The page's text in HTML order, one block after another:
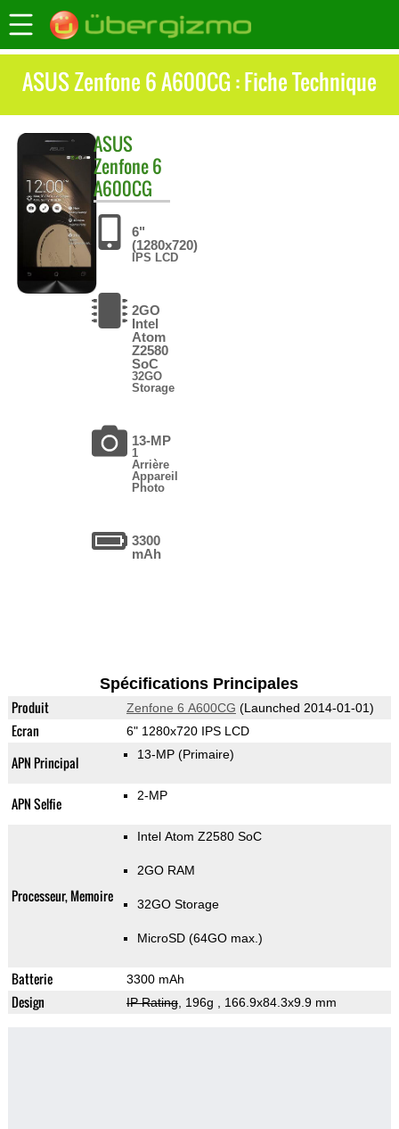
ASUS Zenfone 6 A600CG : Fiche Technique
ASUS
Zenfone 6
A600CG
6"
(1280x720)
IPS LCD
2GO
Intel
Atom
Z2580
SoC
32GO
Storage
13-MP
1
Arrière
Appareil
Photo
3300
mAh
Spécifications Principales
Produit Zenfone 6 A600CG (Launched 2014-01-01)
Ecran 6" 1280x720 IPS LCD
APN Principal 13-MP (Primaire)
APN Selfie 2-MP
Processeur, Memoire
Intel Atom Z2580 SoC
2GO RAM
32GO Storage
MicroSD (64GO max.)
Batterie 3300 mAh
Design IP Rating, 196g , 166.9x84.3x9.9 mm